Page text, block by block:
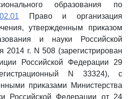
образования по
Право и организация
утвержденным приказом
и науки Российской
г. N 508 (зарегистрирован
Российской Федерации 29
N 33324), с
приказами Министерства
Российской Федерации от 24